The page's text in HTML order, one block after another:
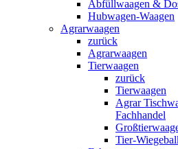
Abfüllwaagen &
Hubwagen-Waagen
Agrarwaagen
zurück
Agrarwaagen
Tierwaagen
zurück
Tierwaagen
Agrar
Fachhandel
Tier-